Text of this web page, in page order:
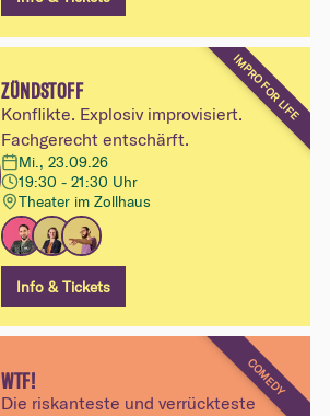
IMPRO FOR LIFE
ZÜNDSTOFF
Konflikte. Explosiv improvisiert.
Fachgerecht entschärft.
Mi., 23.09.26
19:30 - 21:30 Uhr
Theater im Zollhaus
Info & Tickets
COMEDY
WTF!
Die riskanteste und verrückteste